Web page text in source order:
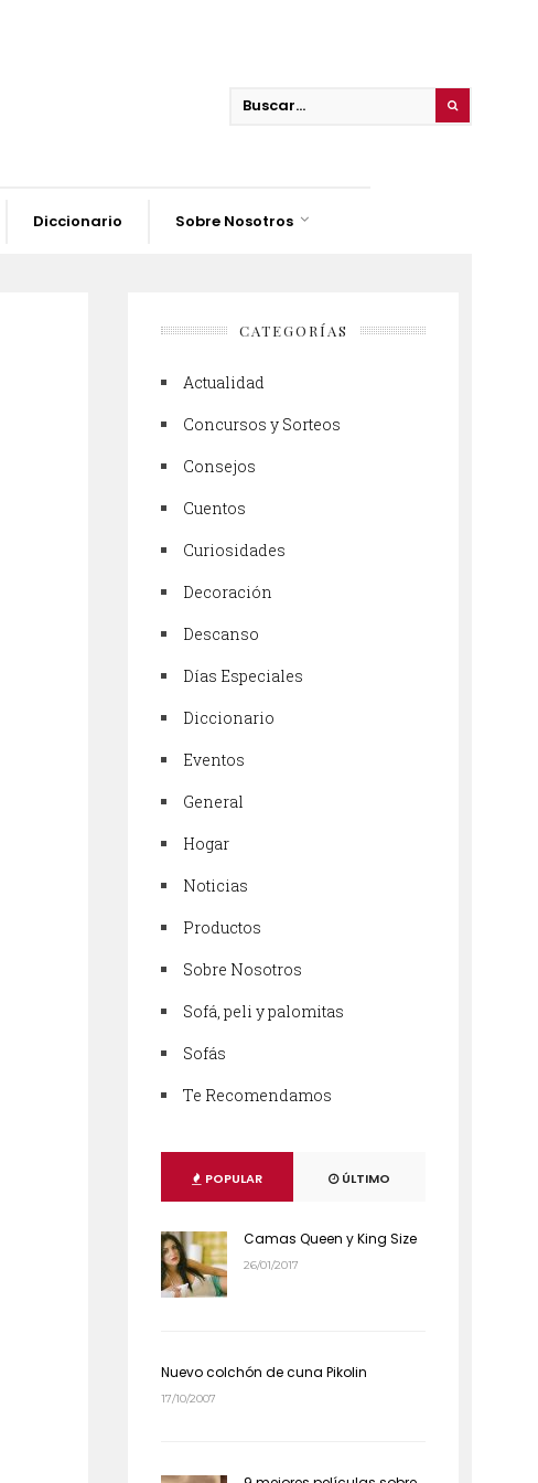
Diccionario Sobre Nosotros
CATEGORÍAS
Actualidad
Concursos y Sorteos
Consejos
Cuentos
Curiosidades
Decoración
Descanso
Días Especiales
Diccionario
Eventos
General
Hogar
Noticias
Productos
Sobre Nosotros
Sofá, peli y palomitas
Sofás
Te Recomendamos
POPULAR ÚLTIMO
Camas Queen y King Size
26/01/2017
Nuevo colchón de cuna Pikolin
17/10/2007